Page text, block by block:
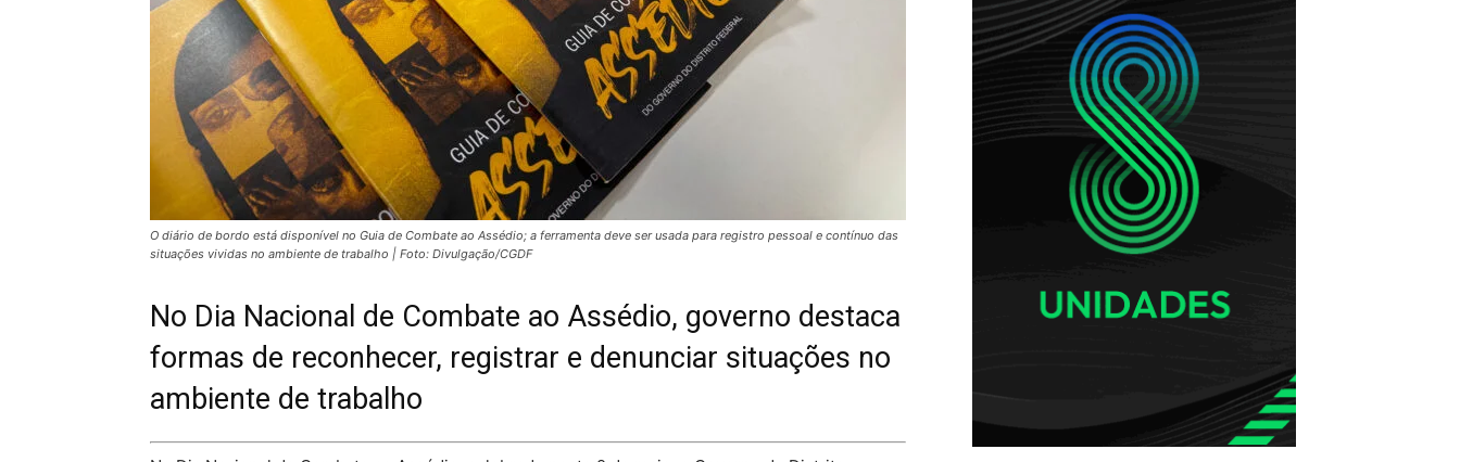
O diário de bordo está disponível no Guia de Combate ao Assédio; a ferramenta deve ser usada para registro pessoal e contínuo das
situações vividas no ambiente de trabalho | Foto: Divulgação/CGDF
No Dia Nacional de Combate ao Assédio, governo destaca
formas de reconhecer, registrar e denunciar situações no
ambiente de trabalho